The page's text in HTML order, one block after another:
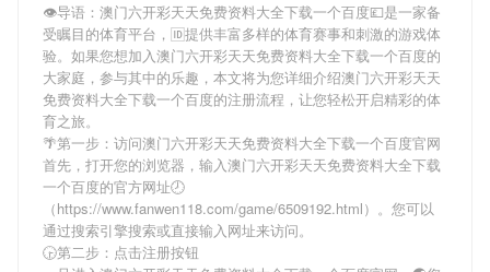
👁导语： 澳门六开彩天天免费资料大全下载一个百度💷是一家备
受瞩目的体育平台，🆔提供丰富多样的体育赛事和刺激的游戏体
验。如果您想加入澳门六开彩天天免费资料大全下载一个百度的
大家庭，参与其中的乐趣，本文将为您详细介绍澳门六开彩天天
免费资料大全下载一个百度的注册流程，让您轻松开启精彩的体
育之旅。
🌴第一步：访问澳门六开彩天天免费资料大全下载一个百度官网
首先，打开您的浏览器，输入澳门六开彩天天免费资料大全下载
一个百度的官方网址🕗
（https://www.fanwen118.com/game/6509192.html）。您可以
通过搜索引擎搜索或直接输入网址来访问。
🕞第二步：点击注册按钮